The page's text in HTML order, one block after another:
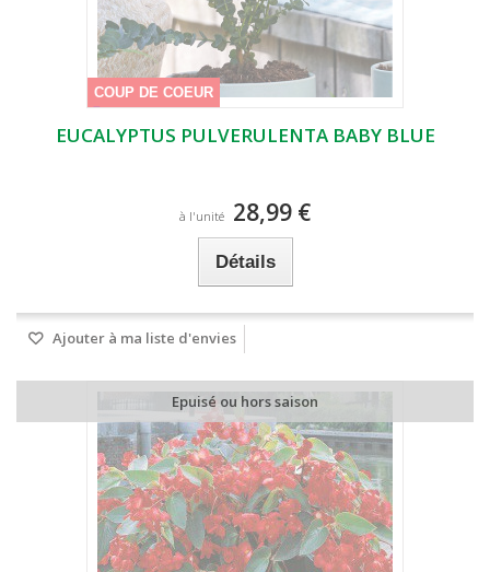
COUP DE COEUR
EUCALYPTUS PULVERULENTA BABY BLUE
à l'unité 28,99 €
Détails
Ajouter à ma liste d'envies
Epuisé ou hors saison